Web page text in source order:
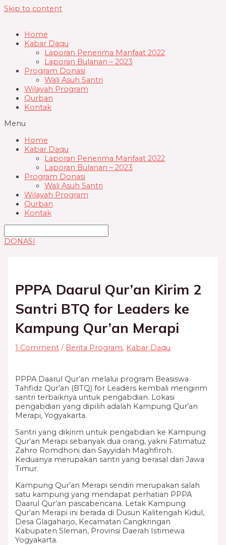
Skip to content
Home
Kabar Daqu
Laporan Penerima Manfaat 2022
Laporan Bulanan – 2023
Program Donasi
Wali Asuh Santri
Wilayah Program
Qurban
Kontak
Menu
Home
Kabar Daqu
Laporan Penerima Manfaat 2022
Laporan Bulanan – 2023
Program Donasi
Wali Asuh Santri
Wilayah Program
Qurban
Kontak
DONASI
PPPA Daarul Qur’an Kirim 2
Santri BTQ for Leaders ke
Kampung Qur’an Merapi
1 Comment / Berita Program, Kabar Daqu
PPPA Daarul Qur’an melalui program Beasiswa
Tahfidz Qur’an (BTQ) for Leaders kembali mengirim
santri terbaiknya untuk pengabdian. Lokasi
pengabdian yang dipilih adalah Kampung Qur’an
Merapi, Yogyakarta.
Santri yang dikirim untuk pengabdian ke Kampung
Qur’an Merapi sebanyak dua orang, yakni Fatimatuz
Zahro Romdhoni dan Sayyidah Maghfiroh.
Keduanya merupakan santri yang berasal dari Jawa
Timur.
Kampung Qur’an Merapi sendiri merupakan salah
satu kampung yang mendapat perhatian PPPA
Daarul Qur’an pascabencana. Letak Kampung
Qur’an Merapi ini berada di Dusun Kalitengah Kidul,
Desa Glagaharjo, Kecamatan Cangkringan
Kabupaten Sleman, Provinsi Daerah Istimewa
Yogyakarta.